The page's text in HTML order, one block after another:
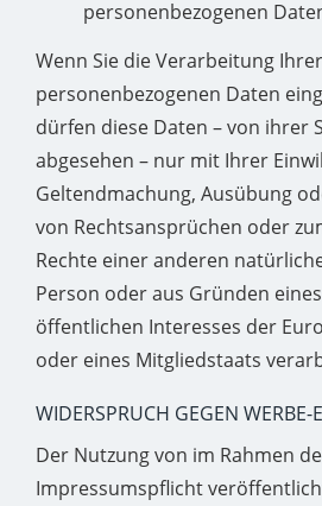
personenbezogenen
Wenn Sie die Verarbeitung Ihrer
personenbezogenen Daten
dürfen diese Daten – von ihrer
abgesehen – nur mit Ihrer
Geltendmachung, Ausübung
von Rechtsansprüchen oder
Rechte einer anderen
Person oder aus Gründen
öffentlichen Interesses der
oder eines Mitgliedstaats
WIDERSPRUCH GEGEN WERBE-
Der Nutzung von im Rahmen
Impressumspflicht